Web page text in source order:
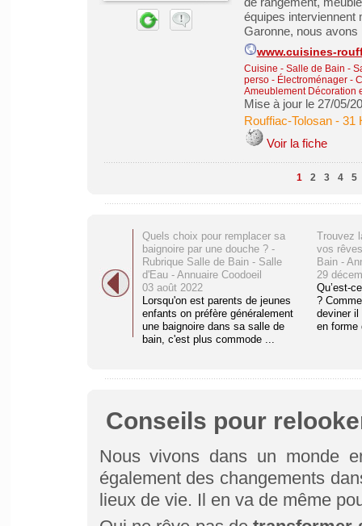
équipes interviennent
Garonne, nous avons
www.cuisines-
Cuisine - Salle de Bain -
perso- Électroménager -
Ameublement Décoration
Mise à jour le 27/05/
Rouffiac-Tolosan- 31
Voir la fiche
1 2 3 4 5
Quels choix pour remplacer sa
baignoire par une douche ? -
Rubrique Salle de Bain - Salle
d'Eau - Annuaire Coodoeil
03 août 2022
Lorsqu'on est parents de jeunes
enfants on préfère généralement
une baignoire dans sa salle de
bain, c'est plus commode ...
Trouvez
vos
Bain -
29
Qu’est-
?
deviner il
en forme
Conseils pour
Nous vivons dans un monde
également des changements
lieux de vie. Il en va de même